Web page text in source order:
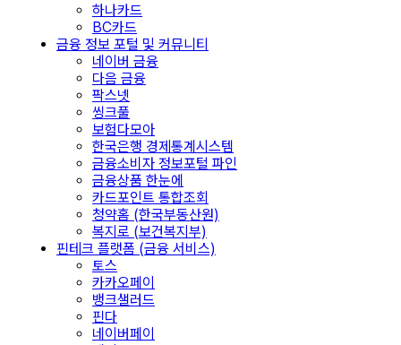
하나카드
BC카드
금융 정보 포털 및 커뮤니티
네이버 금융
다음 금융
팍스넷
씽크풀
보험다모아
한국은행 경제통계시스템
금융소비자 정보포털 파인
금융상품 한눈에
카드포인트 통합조회
청약홈 (한국부동산원)
복지로 (보건복지부)
핀테크 플랫폼 (금융 서비스)
토스
카카오페이
뱅크샐러드
핀다
네이버페이